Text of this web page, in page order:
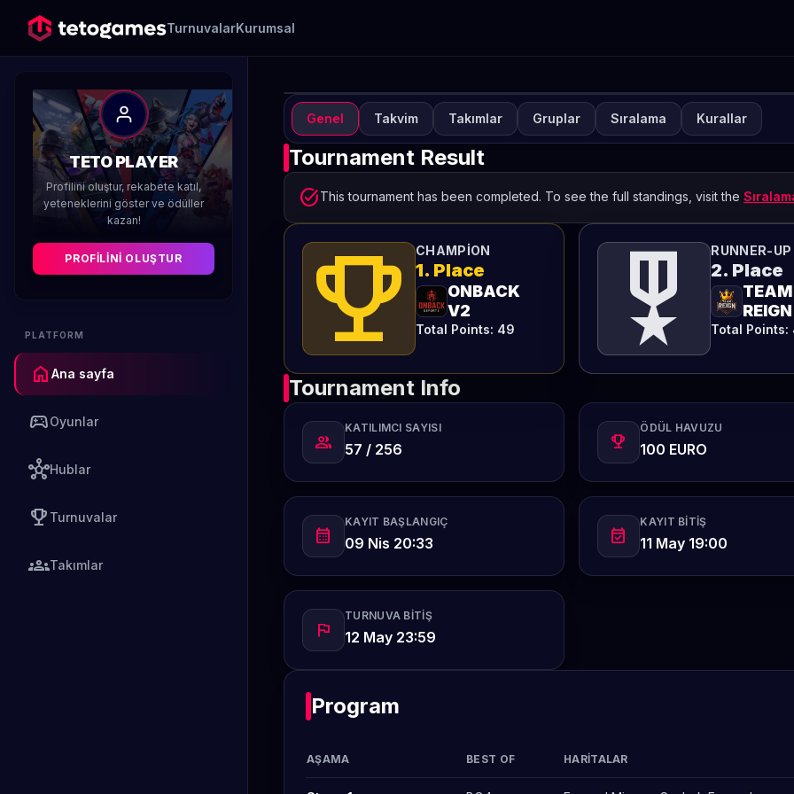
TurnuvalarKurumsal
TETO PLAYER
Profilini oluştur, rekabete katıl,
yeteneklerini göster ve ödüller
kazan!
PROFILINI OLUŞTUR
PLATFORM
home Ana sayfa
sports_esportsOyunlar
hubHublar
emoji_events Turnuvalar
groupsTakımlar
TURNUVA KAPALI
Always-ON România
Săptămâna 4
Düzenleyen TETO
Genel Takvim Takımlar Gruplar Sıralama Kurallar
Tournament Result
task_altThis tournament has been completed. To see the full standings, visit the
emoji_events CHAMPION
1. Place
ONBACK
V2
Total Points: 49 military_techRUNNER-UP
2. Place
TEAM
REIGN
Total Points:
Tournament Info
group
KATILIMCI SAYISI
57 / 256 emoji_events
ÖDÜL HAVUZU
100 EURO
calendar_month
KAYIT BAŞLANGIÇ
09 Nis 20:33 event_available
KAYIT BITIŞ
11 May 19:00
flag
TURNUVA BITIŞ
12 May 23:59
Program
AŞAMA BEST OF HARITALAR